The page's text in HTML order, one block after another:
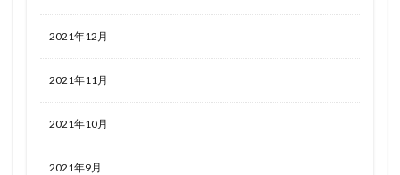
2021年12月
2021年11月
2021年10月
2021年9月